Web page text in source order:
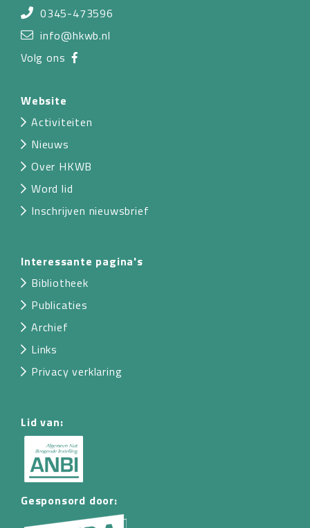
0345-473596
info@hkwb.nl
Volg ons
Website
Activiteiten
Nieuws
Over HKWB
Word lid
Inschrijven nieuwsbrief
Interessante pagina's
Bibliotheek
Publicaties
Archief
Links
Privacy verklaring
Lid van:
Gesponsord door: